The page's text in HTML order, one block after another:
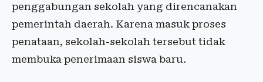
penggabungan sekolah yang direncanakan
pemerintah daerah. Karena masuk proses
penataan, sekolah-sekolah tersebut tidak
membuka penerimaan siswa baru.